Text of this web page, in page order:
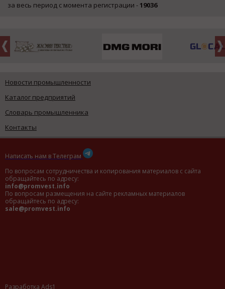
за весь период с момента регистрации -19036
Новости промышленности
Каталог предприятий
Словарь промышленника
Контакты
Написать нам в Телеграм
По вопросам сотрудничества и копирования материалов с сайта
обращайтесь по адресу:
info@promvest.info
По вопросам размещения на сайте рекламных материалов
обращайтесь по адресу:
sale@promvest.info
Разработка Ads1